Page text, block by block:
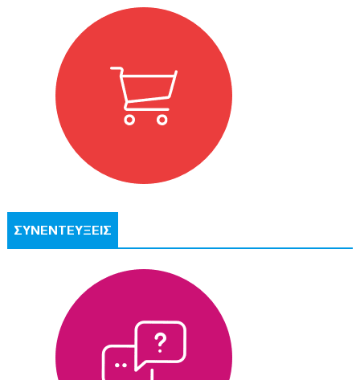
ΣΥΝΕΝΤΕΥΞΕΙΣ